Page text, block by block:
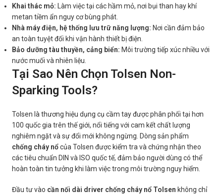
Khai thác mỏ: Làm việc tại các hầm mỏ, nơi bụi than hay khí
metan tiềm ẩn nguy cơ bùng phát.
Nhà máy điện, hệ thống lưu trữ năng lượng: Nơi cần đảm bảo
an toàn tuyệt đối khi vận hành thiết bị điện.
Bảo dưỡng tàu thuyền, cảng biển: Môi trường tiếp xúc nhiều với
nước muối và nhiên liệu.
Tại Sao Nên Chọn Tolsen Non-
Sparking Tools?
Tolsen là thương hiệu dụng cụ cầm tay được phân phối tại hơn
100 quốc gia trên thế giới, nổi tiếng với cam kết chất lượng
nghiêm ngặt và sự đổi mới không ngừng. Dòng sản phẩm
chống cháy nổcủa Tolsen được kiểm tra và chứng nhận theo
các tiêu chuẩn DIN và ISO quốc tế, đảm bảo người dùng có thể
hoàn toàn tin tưởng khi làm việc trong môi trường nguy hiểm.
Đầu tư vào cần nối dài driver chống cháy nổ Tolsen không chỉ